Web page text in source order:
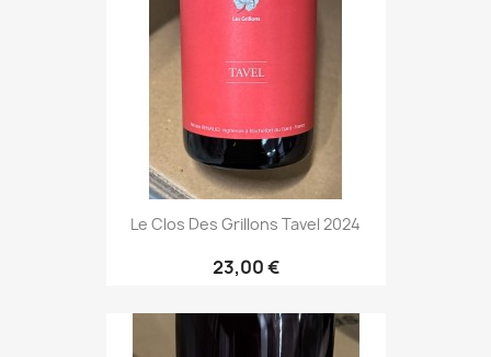
Le Clos Des Grillons Tavel 2024
23,00 €